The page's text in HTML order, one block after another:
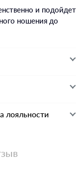
и подойдет
ношения до
лояльности